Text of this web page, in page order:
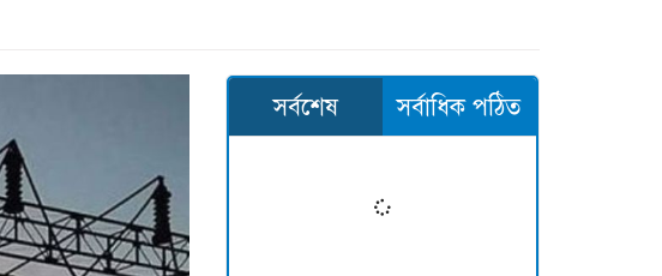
সর্বশেষ সর্বাধিক পঠিত